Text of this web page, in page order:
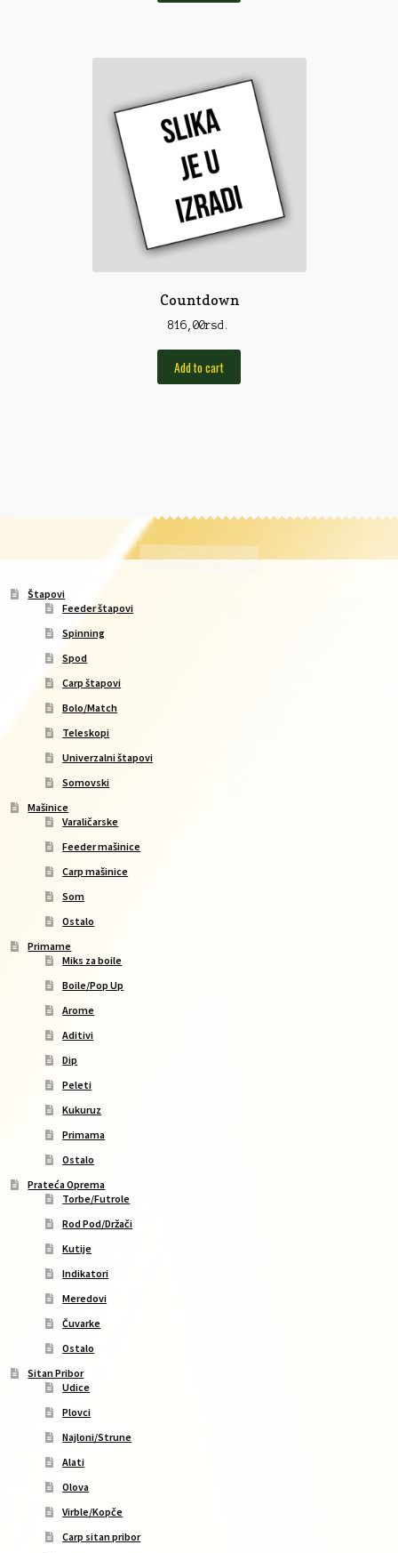
Countdown
816,00rsd.
Add to cart
Štapovi
Feeder štapovi
Spinning
Spod
Carp štapovi
Bolo/Match
Teleskopi
Univerzalni štapovi
Somovski
Mašinice
Varaličarske
Feeder mašinice
Carp mašinice
Som
Ostalo
Primame
Miks za boile
Boile/Pop Up
Arome
Aditivi
Dip
Peleti
Kukuruz
Primama
Ostalo
Prateća Oprema
Torbe/Futrole
Rod Pod/Držači
Kutije
Indikatori
Meredovi
Čuvarke
Ostalo
Sitan Pribor
Udice
Plovci
Najloni/Strune
Alati
Olova
Virble/Kopče
Carp sitan pribor